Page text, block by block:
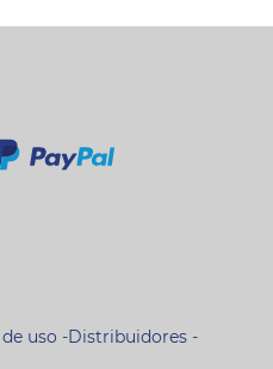
uso -Distribuidores -